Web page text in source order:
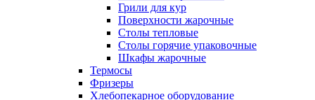
Грили для кур
Поверхности жарочные
Столы тепловые
Столы горячие упаковочные
Шкафы жарочные
Термосы
Фризеры
Хлебопекарное оборудование